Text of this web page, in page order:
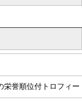
栄誉順位付トロフィー